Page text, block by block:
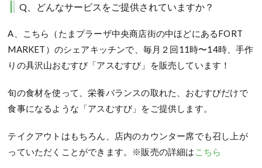
Q、どんなサービスをご提供されていますか？
A、こちら（たまプラーザ中央商店街の中ほどにあるFORT
MARKET）のシェアキッチンで、毎月２回11時〜14時、手作
りの具沢山おむすび「アスむすび」を販売しています！
旬の食材を使って、栄養バランスの取れた、おむすびだけで
食事になるような「アスむすび」をご提供します。
テイクアウトはもちろん、店内のカウンター席でも召し上が
っていただくことができます。※販売の詳細は こちら